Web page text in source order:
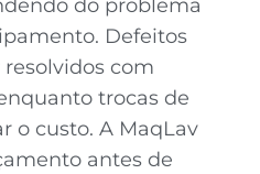
do problema
Defeitos
com
trocas de
o custo. A MaqLav
antes de